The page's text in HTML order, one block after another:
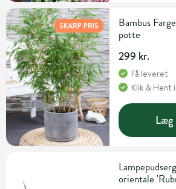
SKARP PRIS
Bambus
potte
299 kr.
Få leveret
Klik & Hent
Læg
orientale